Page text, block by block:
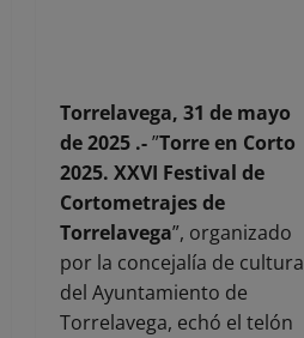
Torrelavega, 31 de mayo
de 2025 .-”Torre en Corto
2025. XXVI Festival de
Cortometrajes de
Torrelavega”, organizado
por la concejalía de cultura
del Ayuntamiento de
Torrelavega, echó el telón